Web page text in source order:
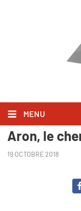
MENU
Avant-
Aron, le
19 OCTOBRE 2018